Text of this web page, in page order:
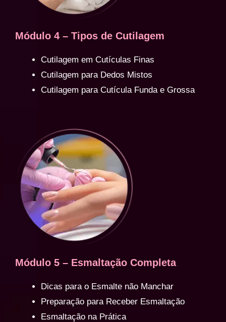
Módulo 4 – Tipos de Cutilagem
Cutilagem em Cutículas Finas
Cutilagem para Dedos Mistos
Cutilagem para Cutícula Funda e Grossa
Módulo 5 – Esmaltação Completa
Dicas para o Esmalte não Manchar
Preparação para Receber Esmaltação
Esmaltação na Prática